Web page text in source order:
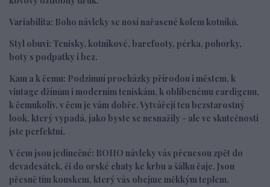
Variabilita: Boho návleky se nosí nařasené kolem kotníků.
Styl obuvi: Tenisky, kotníkové, barefooty, pérka, pohorky,
boty s podpatky i bez.
Kam a k čemu: Podzimní procházky přírodou i městem, k
vintage džínům i moderním teniskám, k oblíbenému cardigenu,
k čemukoliv, v čem je vám dobře. Vytvářejí ten bezstarostný
look, který vypadá, jako byste se nesnažily - ale ve skutečnosti
jste perfektní.
V čem jsou jedinečné: BOHO návleky vás přenesou zpět do
devadesátek, či do orské chaty ke krbu a šálku čaje. Jsou
přesně tím kouskem, který vás obejme měkkým teplem,